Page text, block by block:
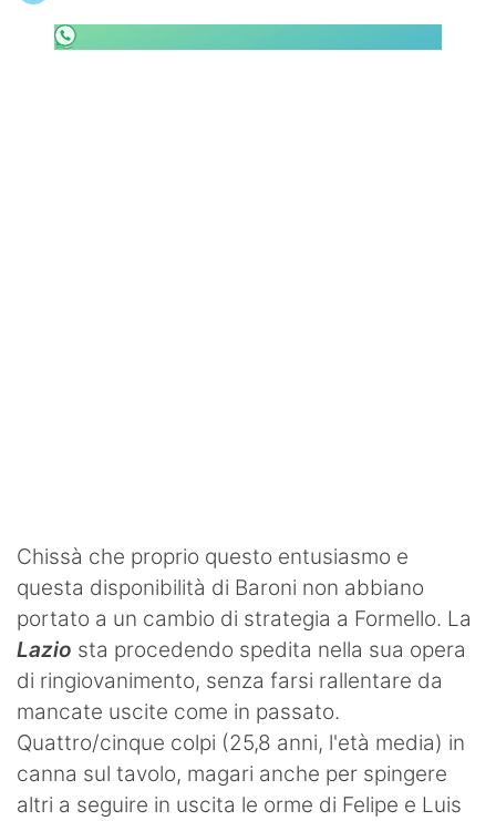
Chissà che proprio questo entusiasmo e
questa disponibilità di Baroni non abbiano
portato a un cambio di strategia a Formello. La
Lazio sta procedendo spedita nella sua opera
di ringiovanimento, senza farsi rallentare da
mancate uscite come in passato.
Quattro/cinque colpi (25,8 anni, l'età media) in
canna sul tavolo, magari anche per spingere
altri a seguire in uscita le orme di Felipe e Luis